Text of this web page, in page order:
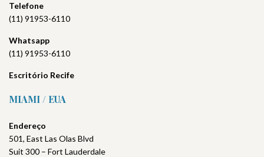
Telefone
(11) 91953-6110
Whatsapp
(11) 91953-6110
Escritório Recife
MIAMI / EUA
Endereço
501, East Las Olas Blvd
Suit 300 – Fort Lauderdale